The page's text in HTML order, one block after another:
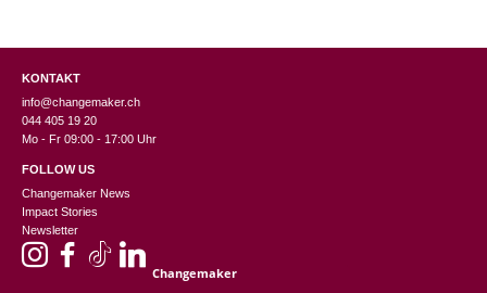
KONTAKT
info@changemaker.ch
044 405 19 20
Mo - Fr 09:00 - 17:00 Uhr
FOLLOW US
Changemaker News
Impact Stories
Newsletter
Changemaker